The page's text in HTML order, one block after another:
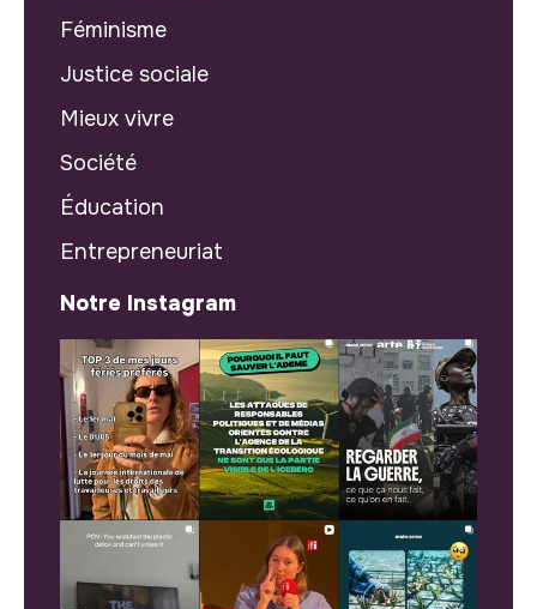
Féminisme
Justice sociale
Mieux vivre
Société
Éducation
Entrepreneuriat
Notre Instagram